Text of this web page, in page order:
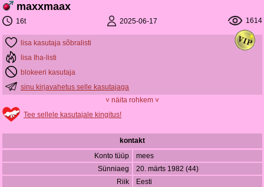
maxxmaax
16t 2025-06-17 1614
lisa kasutaja sõbralisti
lisa Iha-listi
blokeeri kasutaja
sinu kirjavahetus selle kasutajaga
˅ näita rohkem ˅
Tee sellele kasutajale kingitus!
kontakt
Konto tüüp
mees
Sünniaeg
20. märts 1982 (44)
Riik
Eesti